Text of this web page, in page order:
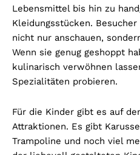
Lebensmittel bis hin zu
Kleidungsstücken.
nicht nur anschauen,
Wenn sie genug geshoppt
kulinarisch verwöhnen
Spezialitäten probieren.
Für die Kinder gibt es auf
Attraktionen. Es gibt
Trampoline und noch viel